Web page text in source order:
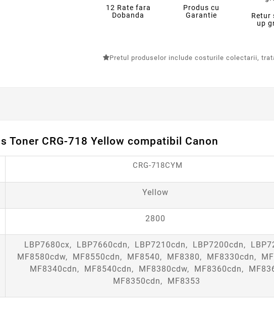
12 Rate fara
Dobanda
Produs cu
Garantie
Retur
up
Pretul produselor include costurile colectarii,
Toner CRG-718 Yellow compatibil Canon
CRG-718CYM
Yellow
2800
LBP7680cx, LBP7660cdn, LBP7210cdn, LBP7200cdn,
MF8580cdw, MF8550cdn, MF8540, MF8380, MF8330cdn,
MF8340cdn, MF8540cdn, MF8380cdw, MF8360cdn,
MF8350cdn, MF8353